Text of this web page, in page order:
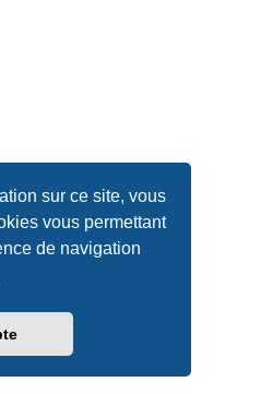
sur ce site, vous
vous permettant
de navigation